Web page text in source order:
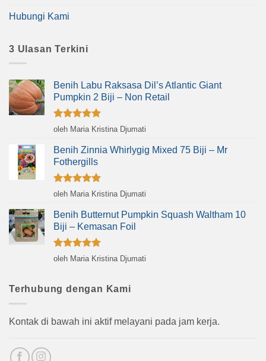
Hubungi Kami
3 Ulasan Terkini
Benih Labu Raksasa Dil’s Atlantic Giant
Pumpkin 2 Biji – Non Retail
Dinilai5
oleh Maria Kristina Djumati
Benih Zinnia Whirlygig Mixed 75 Biji – Mr
Fothergills
Dinilai5
oleh Maria Kristina Djumati
Benih Butternut Pumpkin Squash Waltham 10
Biji – Kemasan Foil
Dinilai5
oleh Maria Kristina Djumati
Terhubung dengan Kami
Kontak di bawah ini aktif melayani pada jam kerja.